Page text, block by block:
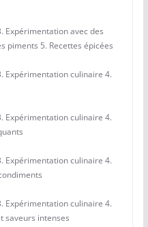
Expérimentation avec des
piments 5. Recettes épicées
Expérimentation culinaire 4.
Expérimentation culinaire 4.
Expérimentation culinaire 4.
Expérimentation culinaire 4.
saveurs intenses